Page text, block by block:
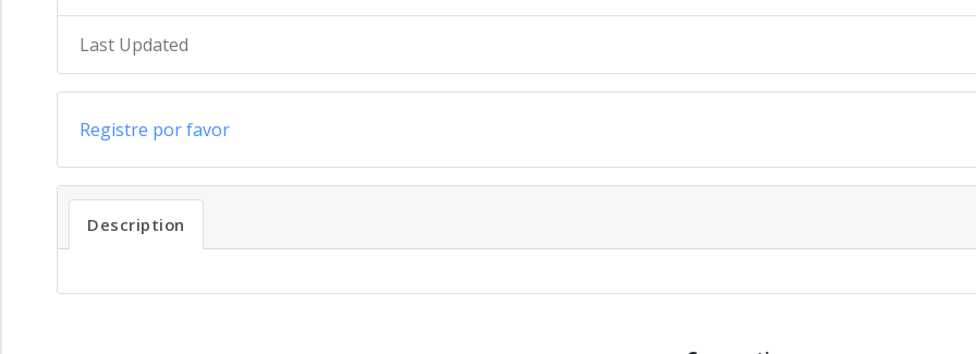
Last Updated
Registre por favor
Description